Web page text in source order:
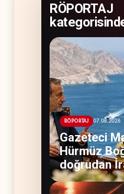
RÖPORTAJ
RÖPORTAJ 07.08.2026
Gazeteci
Hürmüz
doğrudan
teslim etti